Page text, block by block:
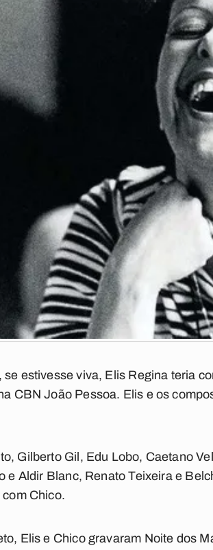
estivesse viva, Elis Regina teria
CBN João Pessoa. Elis e os
Gilberto Gil, Edu Lobo, Caetano
e Aldir Blanc, Renato Teixeira e
Chico.
Elis e Chico gravaram Noite dos